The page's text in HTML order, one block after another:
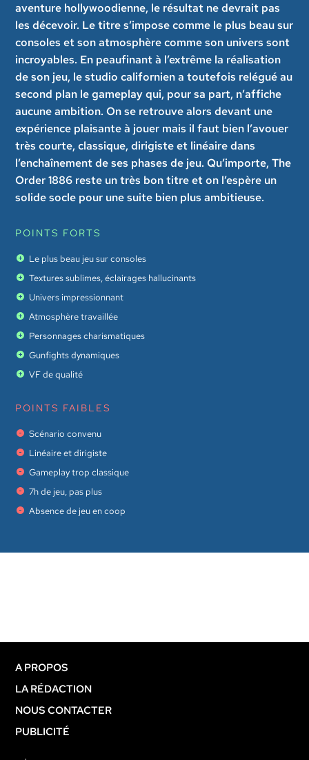
aventure hollywoodienne, le résultat ne devrait pas
les décevoir. Le titre s’impose comme le plus beau sur
consoles et son atmosphère comme son univers sont
incroyables. En peaufinant à l’extrême la réalisation
de son jeu, le studio californien a toutefois relégué au
second plan le gameplay qui, pour sa part, n’affiche
aucune ambition. On se retrouve alors devant une
expérience plaisante à jouer mais il faut bien l’avouer
très courte, classique, dirigiste et linéaire dans
l’enchaînement de ses phases de jeu. Qu’importe, The
Order 1886 reste un très bon titre et on l’espère un
solide socle pour une suite bien plus ambitieuse.
POINTS FORTS
Le plus beau jeu sur consoles
Textures sublimes, éclairages hallucinants
Univers impressionnant
Atmosphère travaillée
Personnages charismatiques
Gunfights dynamiques
VF de qualité
POINTS FAIBLES
Scénario convenu
Linéaire et dirigiste
Gameplay trop classique
7h de jeu, pas plus
Absence de jeu en coop
A PROPOS
LA RÉDACTION
NOUS CONTACTER
PUBLICITÉ